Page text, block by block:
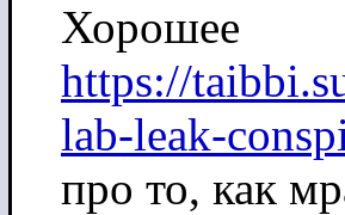
Хорошее
https://
lab-leak-
про то, как